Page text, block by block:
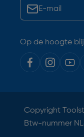
Op de hoogte
Copyright
Btw-nummer